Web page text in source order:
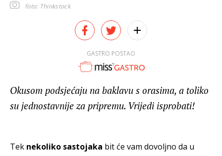
foto: Thinkstock
GASTRO POSTAO
Okusom podsjećaju na baklavu s orasima, a toliko
su jednostavnije za pripremu. Vrijedi isprobati!
Tek nekoliko sastojaka bit će vam dovoljno da u